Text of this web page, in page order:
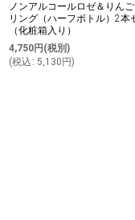
ノンアルコールロゼ＆りん
リング（ハーフボトル）2本
（化粧箱入り）
4,750円 (税別)
(税込 : 5,130 円)